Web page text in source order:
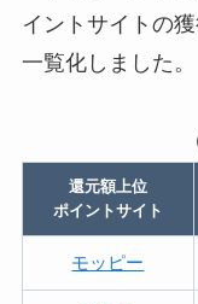
イントサイトの
一覧化しました。
還元額上位
ポイントサイト
モッピー